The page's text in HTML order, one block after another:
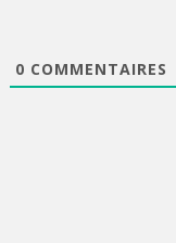
0 COMMENTAIRES